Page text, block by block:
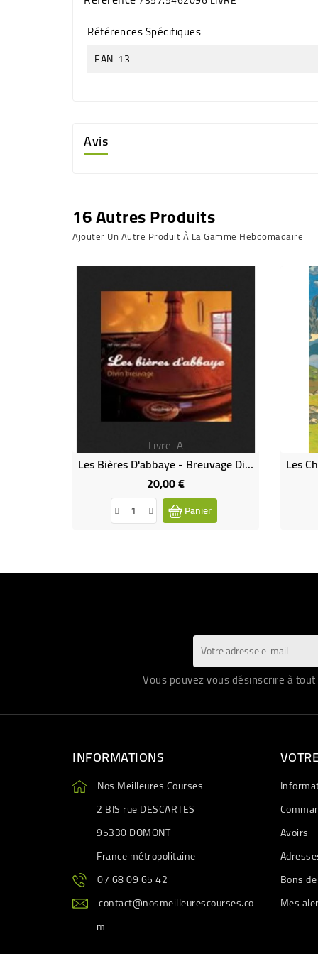
Références Spécifiques
EAN-13
Avis
16 Autres Produits
Ajouter Un Autre Produit À La Gamme Hebdomadaire
Livre-A
Les Bières D'abbaye - Breuvage Divin (Occasion)
20,00 €Prix
Panier
Vous pouvez vous désinscrire à
INFORMATIONS
Nos Meilleures Courses
2 BIS rue DESCARTES
95330 DOMONT
France métropolitaine
07 68 09 65 42
contact@nosmeilleurescourses.co
m
Avoirs
Bons
Mes